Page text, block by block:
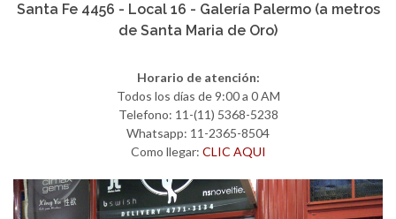
Santa Fe 4456 - Local 16 - Galería Palermo (a metros
de Santa Maria de Oro)
Horario de atención:
Todos los días de 9:00 a 0 AM
Telefono: 11-(11) 5368-5238
Whatsapp: 11-2365-8504
Como llegar: CLIC AQUI